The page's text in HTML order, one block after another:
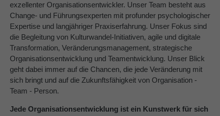
exzellenter Organisationsentwickler. Unser Team besteht aus
Change- und Führungsexperten mit profunder psychologischer
Expertise und langjähriger Praxiserfahrung. Unser Fokus sind
die Begleitung von Kulturwandel-Initiativen, agile und digitale
Transformation, Veränderungsmanagement, strategische
Organisationsentwicklung und Teamentwicklung. Unser Blick
geht dabei immer auf die Chancen, die jede Veränderung mit
sich bringt und auf die Zukunftsfähigkeit von Organisation -
Team - Person.
Jede Organisationsentwicklung ist ein Kunstwerk für sich